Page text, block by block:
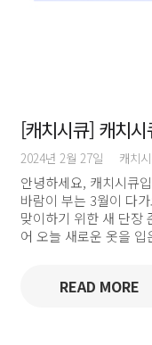
[캐치시큐] 캐치
2024년 2월 27일 캐치
안녕하세요, 캐치시큐
바람이 부는 3월이 다
맞이하기 위한 새 단장
어 오늘 새로운 옷을
READ MORE